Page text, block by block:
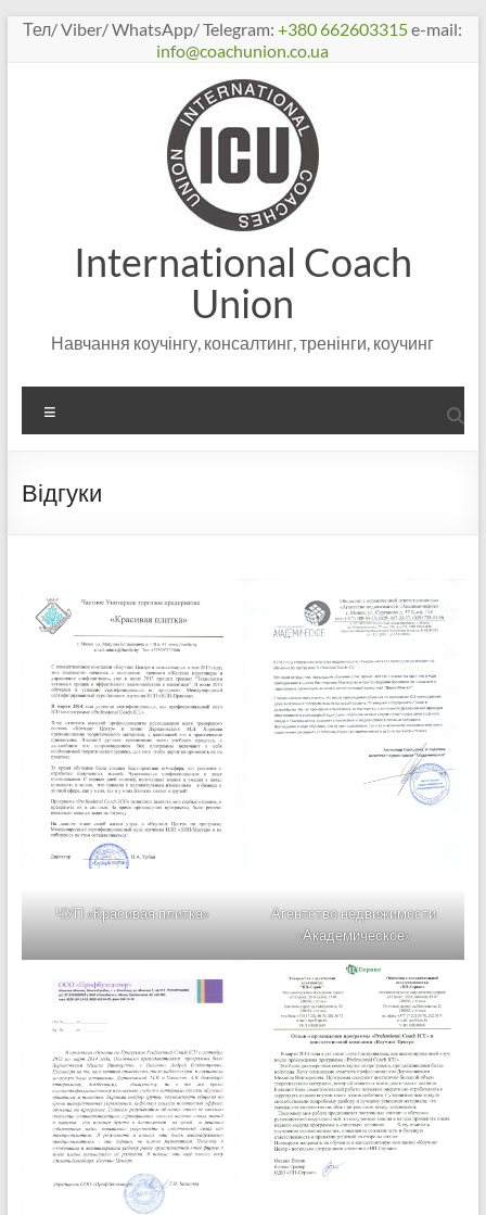
Перейти
Тел/ Viber/ WhatsApp/ Telegram:+380 662603315e-mail:
info@coachunion.co.ua
International Coach
Union
Навчання коучінгу, консалтинг, тренінги, коучинг
Відгуки
ЧУП «Красивая плитка»
Агентство недвижимости
«Академическое»